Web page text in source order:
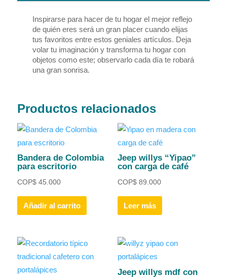
Inspirarse para hacer de tu hogar el mejor reflejo
de quién eres será un gran placer cuando elijas
tus favoritos entre estos geniales artículos. Deja
volar tu imaginación y transforma tu hogar con
objetos como este; observarlo cada día te robará
una gran sonrisa.
Productos relacionados
Bandera de Colombia
para escritorio
COP$45.000
Añadir al carrito
Jeep willys “Yipao”
con carga de café
COP$89.000
Leer más
Jeep willys mdf con